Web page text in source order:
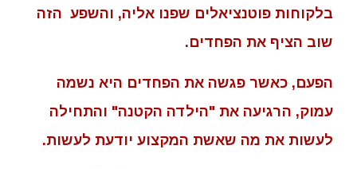
בלקוחות פוטנציאלים שפנו אליה, והשפע הזה
שוב הציף את הפחדים.
הפעם, כאשר פגשה את הפחדים היא נשמה
עמוק, הרגיעה את "הילדה הקטנה" והתחילה
לעשות את מה שאשת המקצוע יודעת לעשות.